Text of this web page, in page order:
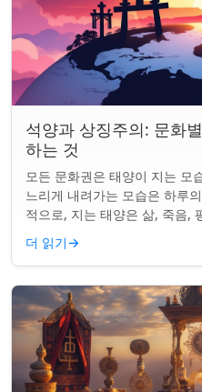
석양과 상징주의: 문화
하는 것
모든 문화권은 태양이 지는 모
느리게 내려가는 모습은 하루
적으로, 지는 태양은 삶, 죽음,
를 갖게 되었습니다. 같은...
더 읽기→